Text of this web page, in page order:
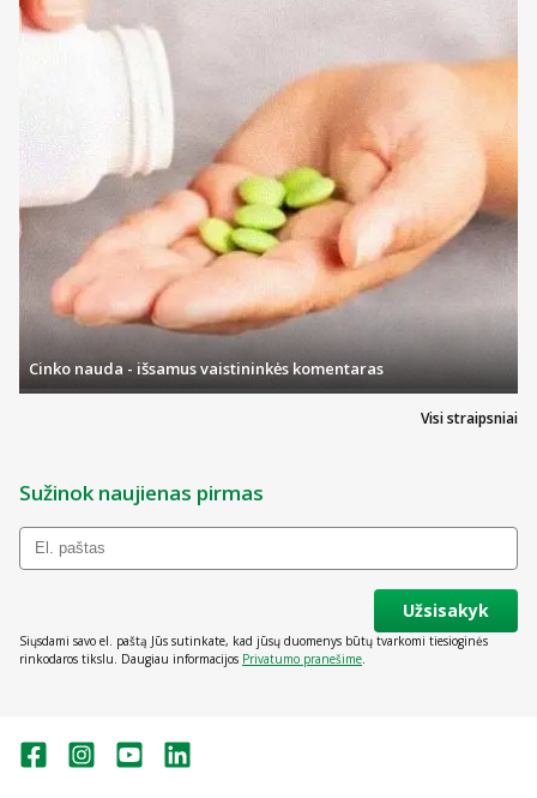
Visi straipsniai
Cinko nauda - išsamus vaistininkės komentaras
Sužinok naujienas pirmas
Užsisakyk
Siųsdami savo el. paštą Jūs sutinkate, kad jūsų duomenys būtų tvarkomi tiesioginės
rinkodaros tikslu. Daugiau informacijos Privatumo pranešime.